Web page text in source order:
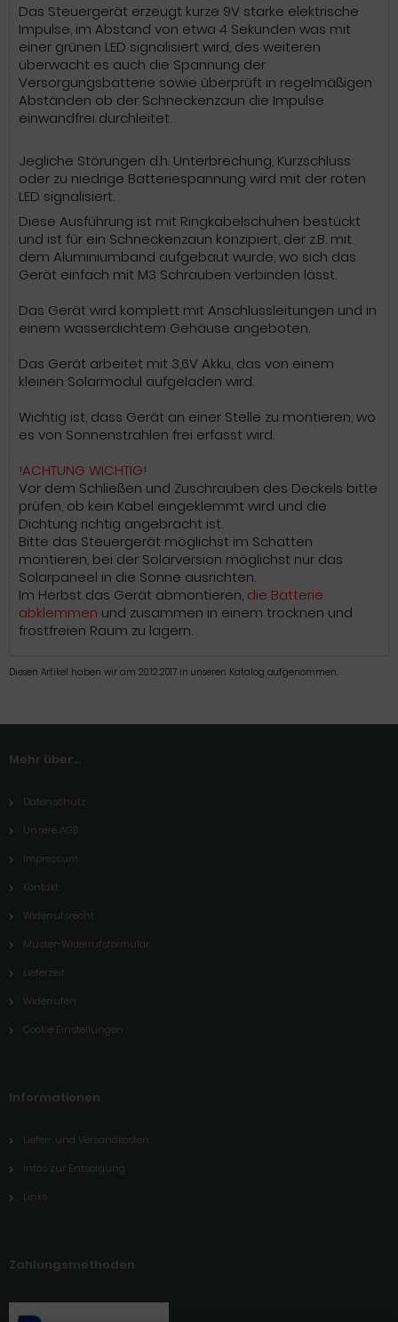
Das Steuergerät erzeugt kurze 9V starke elektrische
Impulse, im Abstand von etwa 4 Sekunden was mit
einer grünen LED signalisiert wird, des weiteren
überwacht es auch die Spannung der
Versorgungsbatterie sowie überprüft in regelmäßigen
Abständen ob der Schneckenzaun die Impulse
einwandfrei durchleitet.
Jegliche Störungen d.h. Unterbrechung, Kurzschluss
oder zu niedrige Batteriespannung wird mit der roten
LED signalisiert.
Diese Ausführung ist mit Ringkabelschuhen bestückt
und ist für ein Schneckenzaun konzipiert, der z.B. mit
dem Aluminiumband aufgebaut wurde, wo sich das
Gerät einfach mit M3 Schrauben verbinden lässt.
Das Gerät wird komplett mit Anschlussleitungen und in
einem wasserdichtem Gehäuse angeboten.
Das Gerät arbeitet mit 3,6V Akku, das von einem
kleinen Solarmodul aufgeladen wird.
Wichtig ist, dass Gerät an einer Stelle zu montieren, wo
es von Sonnenstrahlen frei erfasst wird.
!ACHTUNG WICHTIG!
Vor dem Schließen und Zuschrauben des Deckels bitte
prüfen, ob kein Kabel eingeklemmt wird und die
Dichtung richtig angebracht ist.
Bitte das Steuergerät möglichst im Schatten
montieren, bei der Solarversion möglichst nur das
Solarpaneel in die Sonne ausrichten.
Im Herbst das Gerät abmontieren, die Batterie
abklemmen und zusammen in einem trocknen und
frostfreien Raum zu lagern.
Diesen Artikel haben wir am 20.12.2017 in unseren Katalog aufgenommen.
Mehr über...
Datenschutz
Unsere AGB
Impressum
Kontakt
Widerrufsrecht
Muster-Widerrufsformular
Lieferzeit
Widerrufen
Cookie Einstellungen
Informationen
Liefer- und Versandkosten
Infos zur Entsorgung
Links
Zahlungsmethoden